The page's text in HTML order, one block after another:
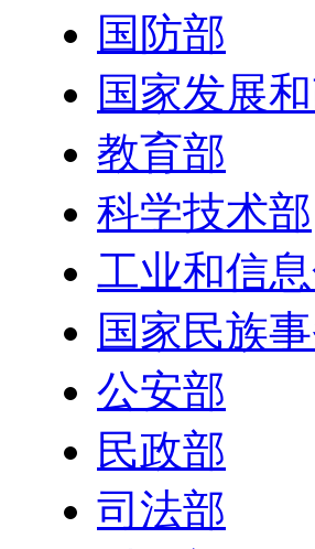
国防部
国家发展
教育部
科学技术部
工业和信
国家民族
公安部
民政部
司法部